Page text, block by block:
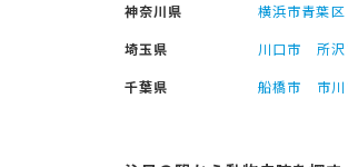
神奈川県
横浜市青葉区
埼玉県
川口市 所
千葉県
船橋市 市